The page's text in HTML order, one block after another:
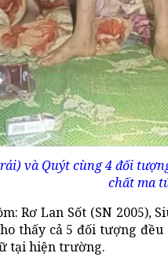
và Quýt cùng 4 đối
chất ma
Rơ Lan Sốt (SN 2005),
thấy cả 5 đối tượng
tại hiện trường.